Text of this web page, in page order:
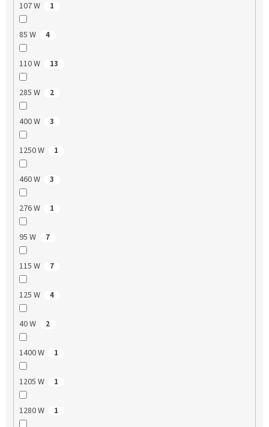
107 W 1
85 W 4
110 W 13
285 W 2
400 W 3
1250 W 1
460 W 3
276 W 1
95 W 7
115 W 7
125 W 4
40 W 2
1400 W 1
1205 W 1
1280 W 1